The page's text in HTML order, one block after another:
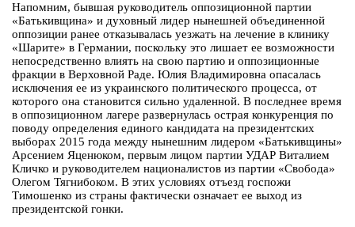
Напомним, бывшая руководитель оппозиционной партии
«Батькивщина» и духовный лидер нынешней объединенной
оппозиции ранее отказывалась уезжать на лечение в клинику
«Шарите» в Германии, поскольку это лишает ее возможности
непосредственно влиять на свою партию и оппозиционные
фракции в Верховной Раде. Юлия Владимировна опасалась
исключения ее из украинского политического процесса, от
которого она становится сильно удаленной. В последнее время
в оппозиционном лагере развернулась острая конкуренция по
поводу определения единого кандидата на президентских
выборах 2015 года между нынешним лидером «Батькивщины»
Арсением Яценюком, первым лицом партии УДАР Виталием
Кличко и руководителем националистов из партии «Свобода»
Олегом Тягнибоком. В этих условиях отъезд госпожи
Тимошенко из страны фактически означает ее выход из
президентской гонки.